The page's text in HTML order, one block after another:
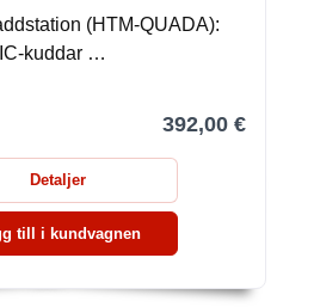
(HTM-QUADA):
kuddar …
392,00 €
Detaljer
till i kundvagnen